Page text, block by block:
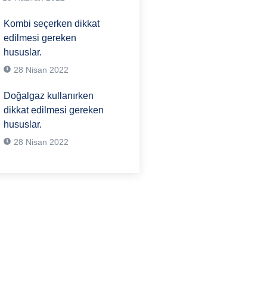
Kombi seçerken dikkat
edilmesi gereken
hususlar.
28 Nisan 2022
Doğalgaz kullanırken
dikkat edilmesi gereken
hususlar.
28 Nisan 2022